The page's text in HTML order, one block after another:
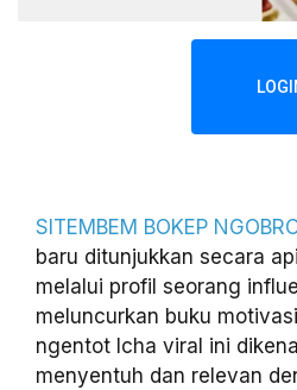
SITEMBEM BOKEP
baru ditunjukkan secara
melalui profil seorang
meluncurkan buku
ngentot Icha viral ini
menyentuh dan relevan